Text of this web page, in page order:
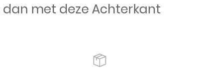
dan met deze Achterkant